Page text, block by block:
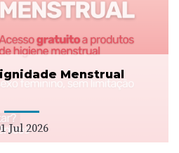
Menstrual
Jul 2026